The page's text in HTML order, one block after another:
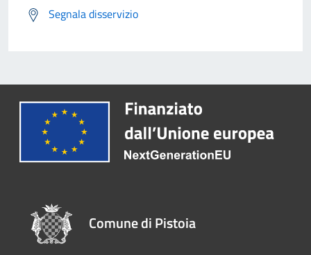
Segnala disservizio
Comune di Pistoia